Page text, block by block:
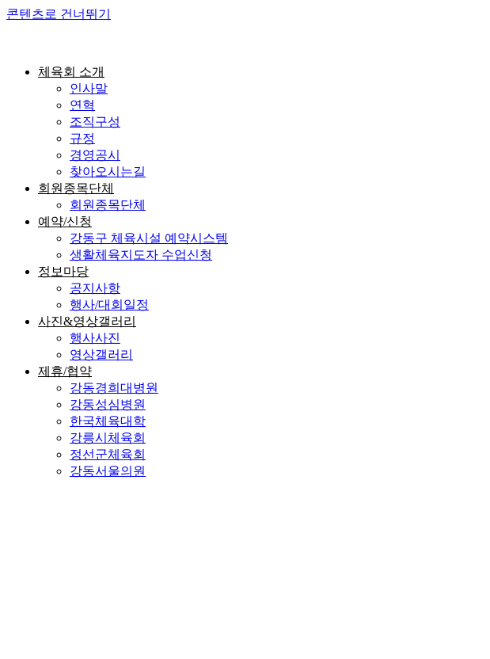
콘텐츠로 건너뛰기
체육회 소개
인사말
연혁
조직구성
규정
경영공시
찾아오시는길
회원종목단체
회원종목단체
예약/신청
강동구 체육시설 예약시스템
생활체육지도자 수업신청
정보마당
공지사항
행사/대회일정
사진&영상갤러리
행사사진
영상갤러리
제휴/협약
강동경희대병원
강동성심병원
한국체육대학
강릉시체육회
정선군체육회
강동서울의원